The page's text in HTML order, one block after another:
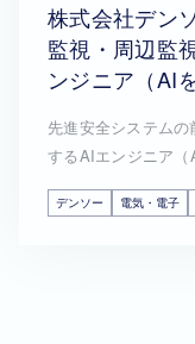
株式会社デン
監視・周辺監
ンジニア（AI
先進安全システム
するAIエンジニア（
デンソー 電気・電子